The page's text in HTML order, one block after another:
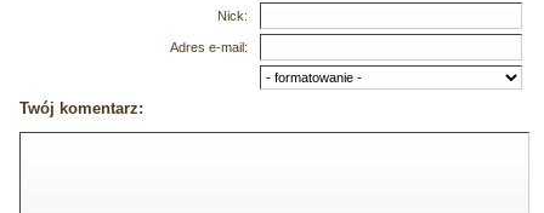
Nick:
Adres e-mail:
Twój komentarz: